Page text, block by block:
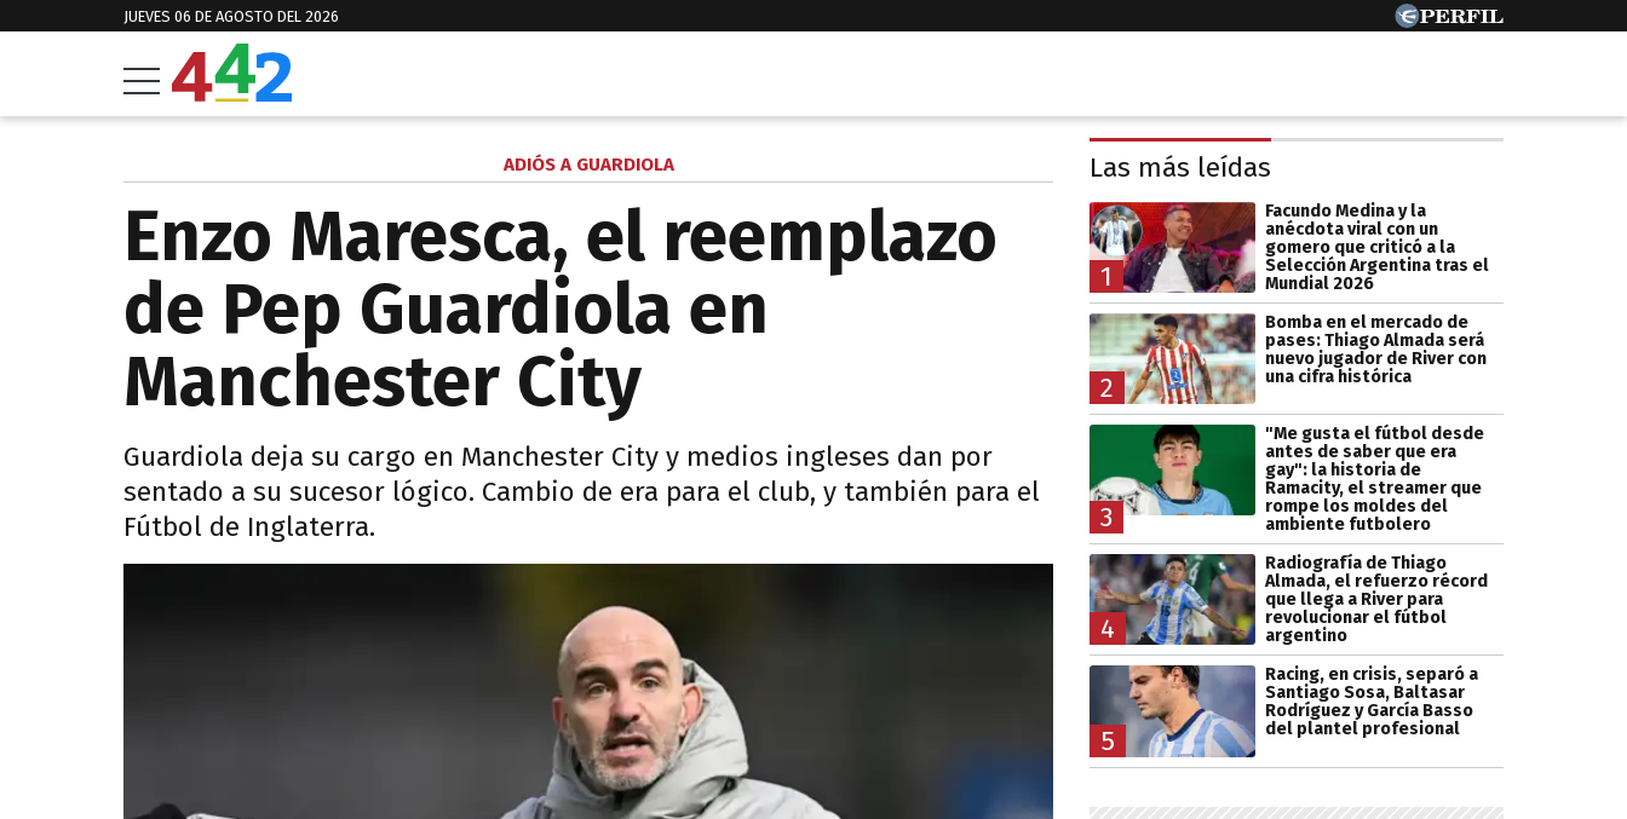
JUEVES 06 DE AGOSTO DEL 2026
ADIÓS A GUARDIOLA
Enzo Maresca, el reemplazo
de Pep Guardiola en
Manchester City
Guardiola deja su cargo en Manchester City y medios ingleses dan por
sentado a su sucesor lógico. Cambio de era para el club, y también para el
Fútbol de Inglaterra.
Las más leídas
1
Facundo Medina y la
anécdota viral con un
gomero que criticó a la
Selección Argentina tras el
Mundial 2026
2
Bomba en el mercado de
pases: Thiago Almada será
nuevo jugador de River con
una cifra histórica
3
"Me gusta el fútbol desde
antes de saber que era
gay": la historia de
Ramacity, el streamer que
rompe los moldes del
ambiente futbolero
4
Radiografía de Thiago
Almada, el refuerzo récord
que llega a River para
revolucionar el fútbol
argentino
5
Racing, en crisis, separó a
Santiago Sosa, Baltasar
Rodríguez y García Basso
del plantel profesional